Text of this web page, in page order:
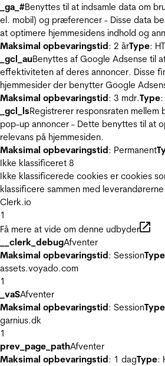
_ga_#Benyttes til at indsamle data om
el. mobil) og præferencer - Disse data
at optimere hjemmesidens indhold og
Maksimal opbevaringstid: 2 årType:
_gcl_auBenyttes af Google Adsense til
effektiviteten af deres annoncer. Disse
hjemmesider der benytter Google
Maksimal opbevaringstid: 3 mdr.Type:
_gcl_lsRegistrerer responsraten mellem
pop-up annoncer - Dette benyttes til at
relevans på hjemmesiden.
Maksimal opbevaringstid: Permanent
Ikke klassificeret 8
Ikke klassificerede cookies er cookies
klassificere sammen med
Clerk.io
1
Få mere at vide om denne udbyder
__clerk_debugAfventer
Maksimal opbevaringstid: SessionType
assets.voyado.com
1
_vaSAfventer
Maksimal opbevaringstid: SessionType
garnius.dk
1
prev_page_pathAfventer
Maksimal opbevaringstid: 1 dagType: